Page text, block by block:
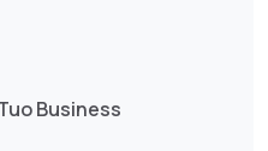
Business